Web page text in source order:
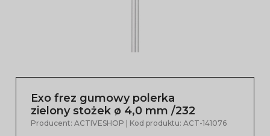
Exo frez gumowy polerka
zielony stożek ø 4,0 mm /232
Producent: ACTIVESHOP | Kod produktu: ACT-141076